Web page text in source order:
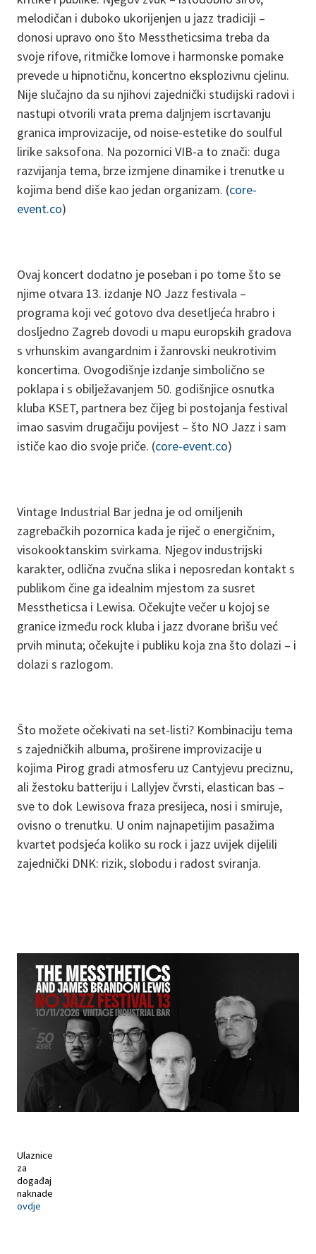
melodičan i duboko ukorijenjen u jazz tradiciji –
donosi upravo ono što Messtheticsima treba da
svoje rifove, ritmičke lomove i harmonske pomake
prevede u hipnotičnu, koncertno eksplozivnu cjelinu.
Nije slučajno da su njihovi zajednički studijski radovi i
nastupi otvorili vrata prema daljnjem iscrtavanju
granica improvizacije, od noise-estetike do soulful
lirike saksofona. Na pozornici VIB-a to znači: duga
razvijanja tema, brze izmjene dinamike i trenutke u
kojima bend diše kao jedan organizam. (core-
event.co)
Ovaj koncert dodatno je poseban i po tome što se
njime otvara 13. izdanje NO Jazz festivala –
programa koji već gotovo dva desetljeća hrabro i
dosljedno Zagreb dovodi u mapu europskih gradova
s vrhunskim avangardnim i žanrovski neukrotivim
koncertima. Ovogodišnje izdanje simbolično se
poklapa i s obilježavanjem 50. godišnjice osnutka
kluba KSET, partnera bez čijeg bi postojanja festival
imao sasvim drugačiju povijest – što NO Jazz i sam
ističe kao dio svoje priče. (core-event.co)
Vintage Industrial Bar jedna je od omiljenih
zagrebačkih pozornica kada je riječ o energičnim,
visokooktanskim svirkama. Njegov industrijski
karakter, odlična zvučna slika i neposredan kontakt s
publikom čine ga idealnim mjestom za susret
Messtheticsa i Lewisa. Očekujte večer u kojoj se
granice između rock kluba i jazz dvorane brišu već
prvih minuta; očekujte i publiku koja zna što dolazi – i
dolazi s razlogom.
Što možete očekivati na set-listi? Kombinaciju tema
s zajedničkih albuma, proširene improvizacije u
kojima Pirog gradi atmosferu uz Cantyjevu preciznu,
ali žestoku batteriju i Lallyjev čvrsti, elastican bas –
sve to dok Lewisova fraza presijeca, nosi i smiruje,
ovisno o trenutku. U onim najnapetijim pasažima
kvartet podsjeća koliko su rock i jazz uvijek dijelili
zajednički DNK: rizik, slobodu i radost sviranja.
Ulaznice
za
događaj
naknade
ovdje